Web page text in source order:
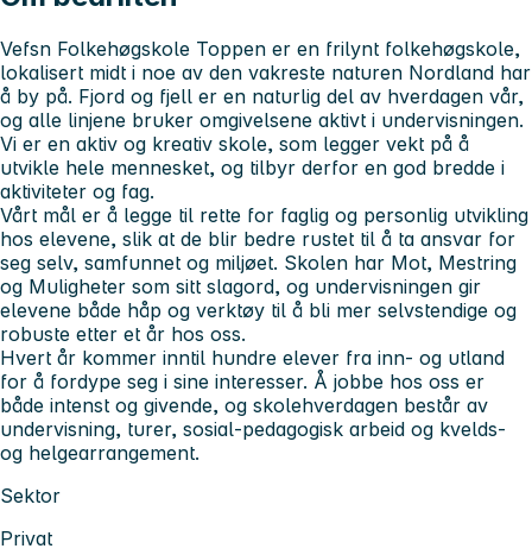
Vefsn Folkehøgskole Toppen er en frilynt folkehøgskole,
lokalisert midt i noe av den vakreste naturen Nordland har
å by på. Fjord og fjell er en naturlig del av hverdagen vår,
og alle linjene bruker omgivelsene aktivt i undervisningen.
Vi er en aktiv og kreativ skole, som legger vekt på å
utvikle hele mennesket, og tilbyr derfor en god bredde i
aktiviteter og fag.
Vårt mål er å legge til rette for faglig og personlig utvikling
hos elevene, slik at de blir bedre rustet til å ta ansvar for
seg selv, samfunnet og miljøet. Skolen har Mot, Mestring
og Muligheter som sitt slagord, og undervisningen gir
elevene både håp og verktøy til å bli mer selvstendige og
robuste etter et år hos oss.
Hvert år kommer inntil hundre elever fra inn- og utland
for å fordype seg i sine interesser. Å jobbe hos oss er
både intenst og givende, og skolehverdagen består av
undervisning, turer, sosial-pedagogisk arbeid og kvelds-
og helgearrangement.
Sektor
Privat